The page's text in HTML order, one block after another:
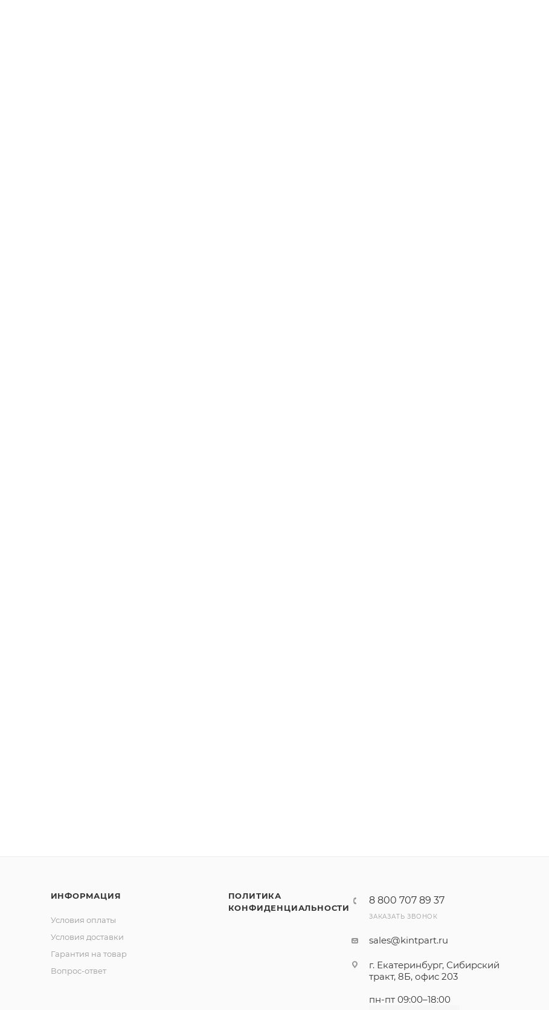
ИНФОРМАЦИЯ
Условия оплаты
Условия доставки
Гарантия на товар
Вопрос-ответ
ПОЛИТИКА
КОНФИДЕНЦИАЛЬНОСТИ
8 800 707 89 37
ЗАКАЗАТЬ ЗВОНОК
sales@kintpart.ru
г. Екатеринбург, Сибирский
тракт, 8Б, офис 203
пн-пт 09:00–18:00